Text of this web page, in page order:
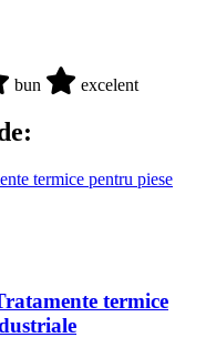
bun excelent
termice